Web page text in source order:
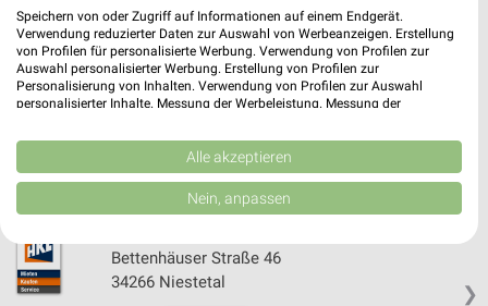
Sonderpreis Baumarkt Herzberg am Harz
Northeimer Str. 99
37412 Herzberg am Harz
232,38 km • Angebote: 2 Prospekte
❯
Bettenhäuser Straße 46
34266 Niestetal
Speichern von oder Zugriff auf Informationen auf einem Endgerät.
Verwendung reduzierter Daten zur Auswahl von Werbeanzeigen. Erstellung
von Profilen für personalisierte Werbung. Verwendung von Profilen zur
Auswahl personalisierter Werbung. Erstellung von Profilen zur
Personalisierung von Inhalten. Verwendung von Profilen zur Auswahl
personalisierter Inhalte. Messung der Werbeleistung. Messung der
Kombinationen von Daten aus verschiedenen Quellen. Entwicklung und
Verbesserung der Angebote. Verwendung reduzierter Daten zur Auswahl
von Inhalten.
Daten können außerhalb der Europäischen Union weitergegeben und in die
Website/App.
Partnerliste anzeigen (1 IAB-Anbieter)
Alle akzeptieren
Nein, anpassen